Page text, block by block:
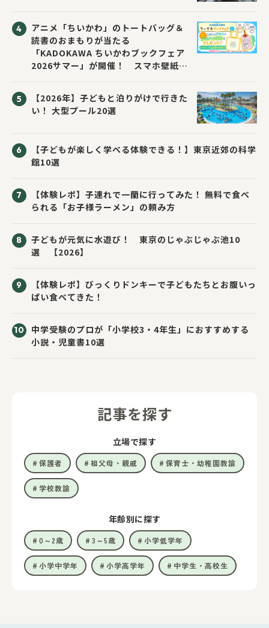
アニメ「ちいかわ」のトートバッグ＆
読書のおまもりが当たる
「KADOKAWA ちいかわブックフェア
2026サマー」が開催！ スマホ壁紙は
【2026年】子どもと泊りがけで行きた
い！ 大型プール20選
【子どもが楽しく学べる体験できる！】東京近郊の科学
館10選
【体験レポ】子連れで一蘭に行ってみた！ 無料で食べ
られる「お子様ラーメン」の頼み方
子どもが元気に水遊び！ 東京のじゃぶじゃぶ池10
選 【2026】
【体験レポ】びっくりドンキーで子どもたちとお腹いっ
ぱい食べてきた！
中学受験のプロが「小学校3・4年生」におすすめする
小説・児童書10選
記事を探す
立場で探す
保護者 祖父母・親戚 保育士・幼稚園教諭
学校教諭
年齢別に探す
0～2歳 3～5歳 小学低学年
小学中学年 小学高学年 中学生・高校生